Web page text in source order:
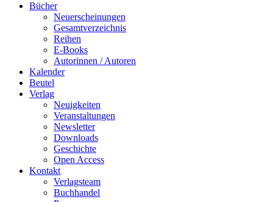
Bücher
Neuerscheinungen
Gesamtverzeichnis
Reihen
E-Books
Autorinnen / Autoren
Kalender
Beutel
Verlag
Neuigkeiten
Veranstaltungen
Newsletter
Downloads
Geschichte
Open Access
Kontakt
Verlagsteam
Buchhandel